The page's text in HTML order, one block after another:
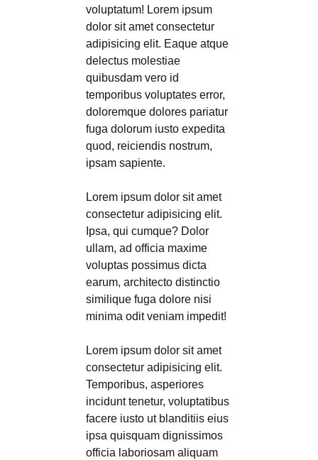
voluptatum! Lorem ipsum
dolor sit amet consectetur
adipisicing elit. Eaque atque
delectus molestiae
quibusdam vero id
temporibus voluptates error,
doloremque dolores pariatur
fuga dolorum iusto expedita
quod, reiciendis nostrum,
ipsam sapiente.
Lorem ipsum dolor sit amet
consectetur adipisicing elit.
Ipsa, qui cumque? Dolor
ullam, ad officia maxime
voluptas possimus dicta
earum, architecto distinctio
similique fuga dolore nisi
minima odit veniam impedit!
Lorem ipsum dolor sit amet
consectetur adipisicing elit.
Temporibus, asperiores
incidunt tenetur, voluptatibus
facere iusto ut blanditiis eius
ipsa quisquam dignissimos
officia laboriosam aliquam